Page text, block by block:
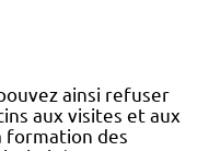
ainsi refuser
aux visites et aux
formation des